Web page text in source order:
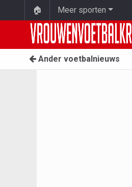
🏠 Meer sporten
Ander voetbalnieuws